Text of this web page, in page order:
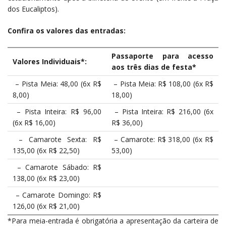
dos Eucaliptos).
Confira os valores das entradas:
Valores Individuais*:
Passaporte para acesso
aos três dias de festa*
– Pista Meia: 48,00 (6x R$
8,00)
– Pista Meia: R$ 108,00 (6x R$
18,00)
– Pista Inteira: R$ 96,00
(6x R$ 16,00)
– Pista Inteira: R$ 216,00 (6x
R$ 36,00)
– Camarote Sexta: R$
135,00 (6x R$ 22,50)
– Camarote: R$ 318,00 (6x R$
53,00)
– Camarote Sábado: R$
138,00 (6x R$ 23,00)
– Camarote Domingo: R$
126,00 (6x R$ 21,00)
*Para meia-entrada é obrigatória a apresentação da carteira de